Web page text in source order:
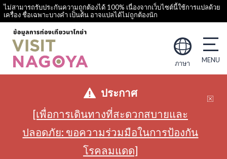
ไม่สามารถรับประกันความถูกต้องได้ 100% เนื่องจากเว็บไซต์นี้ใช้การแปลด้วย
เครื่อง ชื่อเฉพาะบางคำ เป็นต้น อาจแปลได้ไม่ถูกต้องนัก
ภาษา
ประกาศ
[เพื่อการเดินทางที่สะดวกสบายและ
ปลอดภัย: ขอความร่วมมือในการป้องกัน
โรคลมแดด]